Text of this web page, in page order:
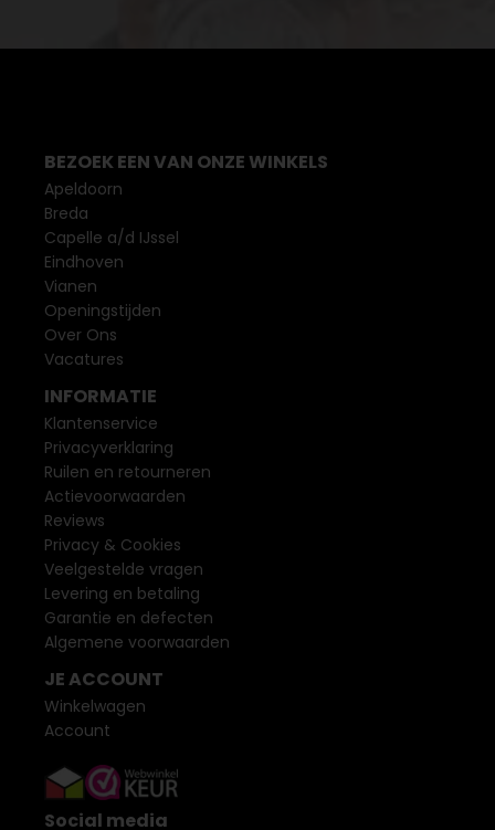
BEZOEK EEN VAN ONZE WINKELS
Apeldoorn
Breda
Capelle a/d IJssel
Eindhoven
Vianen
Openingstijden
Over Ons
Vacatures
INFORMATIE
Klantenservice
Privacyverklaring
Ruilen en retourneren
Actievoorwaarden
Reviews
Privacy & Cookies
Veelgestelde vragen
Levering en betaling
Garantie en defecten
Algemene voorwaarden
JE ACCOUNT
Winkelwagen
Account
Social media